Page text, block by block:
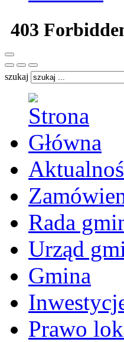
szukaj
Rada
Urząd
Gmina
Prawo